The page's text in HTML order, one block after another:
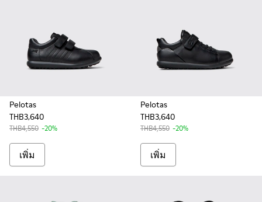
Pelotas
THB3,640
THB4,550 -20%
เพิ่ม
Pelotas
THB3,640
THB4,550 -20%
เพิ่ม